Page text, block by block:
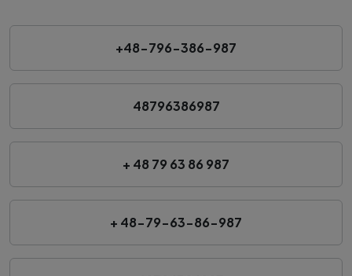
+48-796-386-987
48796386987
+ 48 79 63 86 987
+ 48-79-63-86-987